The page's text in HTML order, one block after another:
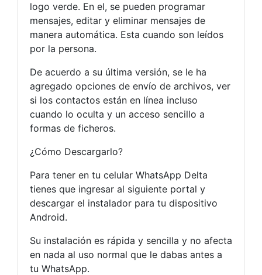
logo verde. En el, se pueden programar
mensajes, editar y eliminar mensajes de
manera automática. Esta cuando son leídos
por la persona.
De acuerdo a su última versión, se le ha
agregado opciones de envío de archivos, ver
si los contactos están en línea incluso
cuando lo oculta y un acceso sencillo a
formas de ficheros.
¿Cómo Descargarlo?
Para tener en tu celular WhatsApp Delta
tienes que ingresar al siguiente portal y
descargar el instalador para tu dispositivo
Android.
Su instalación es rápida y sencilla y no afecta
en nada al uso normal que le dabas antes a
tu WhatsApp.